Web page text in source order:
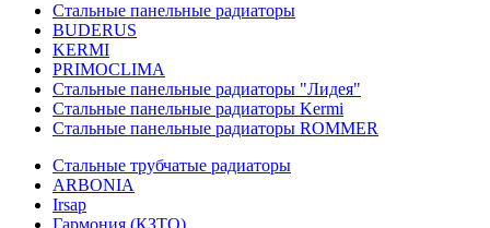
Стальные панельные радиаторы
BUDERUS
KERMI
PRIMOCLIMA
Стальные панельные радиаторы "Лидея"
Стальные панельные радиаторы Kermi
Стальные панельные радиаторы ROMMER
Стальные трубчатые радиаторы
ARBONIA
Irsap
Гармония (КЗТО)